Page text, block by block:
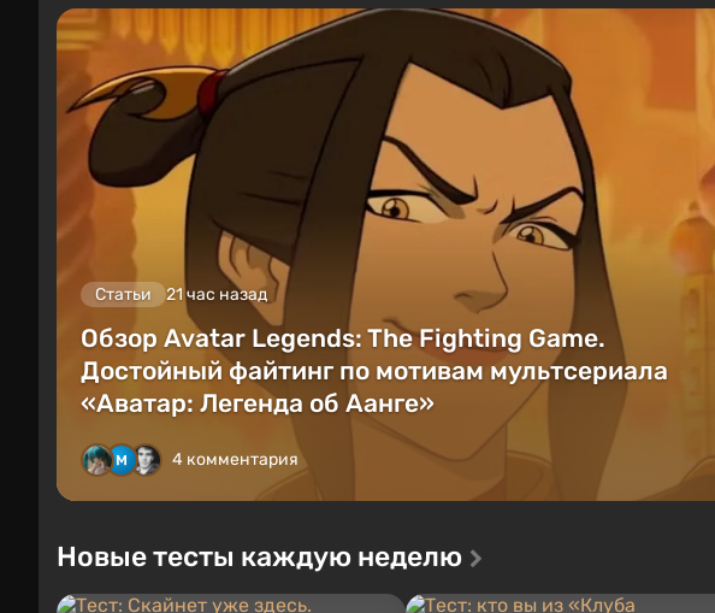
Статьи 21 час назад
Обзор Avatar Legends: The Fighting Game.
Достойный файтинг по мотивам мультсериала
«Аватар: Легенда об Аанге»
4 комментария
Новые тесты каждую неделю